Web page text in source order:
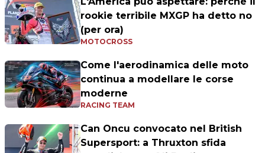
rookie terribile MXGP ha detto no
(per ora)
MOTOCROSS
Come l'aerodinamica delle moto
continua a modellare le corse
moderne
RACING TEAM
Can Oncu convocato nel British
Supersport: a Thruxton sfida